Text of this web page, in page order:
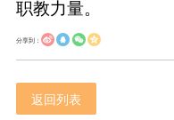
职教力量。
分享到：
返回列表